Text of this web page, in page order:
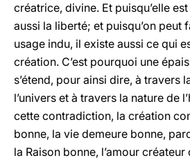
créatrice, divine. Et puisqu’elle
aussi la liberté; et puisqu’on peut
usage indu, il existe aussi ce qui
création. C’est pourquoi une
s’étend, pour ainsi dire, à travers
l’univers et à travers la nature de
cette contradiction, la création
bonne, la vie demeure bonne,
la Raison bonne, l’amour créateur